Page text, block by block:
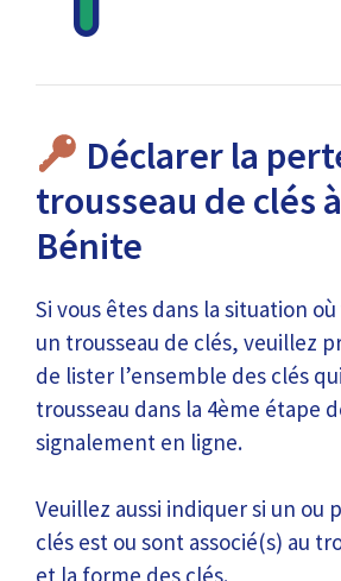
Déclarer la
trousseau de clés
Bénite
Si vous êtes dans la situation
un trousseau de clés, veuillez
de lister l’ensemble des clés
trousseau dans la 4ème étape
signalement en ligne.
Veuillez aussi indiquer si un ou
clés est ou sont associé(s) au
et la forme des clés.